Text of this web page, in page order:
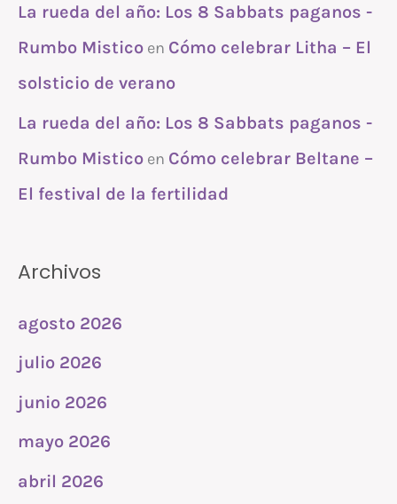
La rueda del año: Los 8 Sabbats paganos -
Rumbo Mistico en Cómo celebrar Litha – El
solsticio de verano
La rueda del año: Los 8 Sabbats paganos -
Rumbo Mistico en Cómo celebrar Beltane –
El festival de la fertilidad
Archivos
agosto 2026
julio 2026
junio 2026
mayo 2026
abril 2026